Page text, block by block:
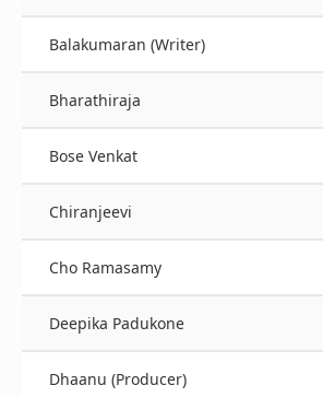
Balakumaran (Writer)
Bharathiraja
Bose Venkat
Chiranjeevi
Cho Ramasamy
Deepika Padukone
Dhaanu (Producer)